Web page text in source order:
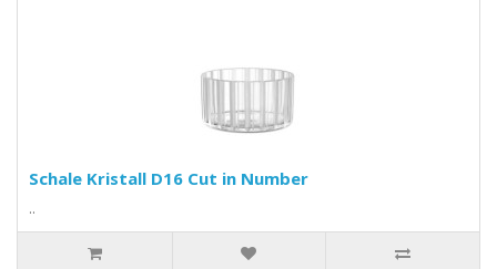
Schale Kristall D16 Cut in Number
..